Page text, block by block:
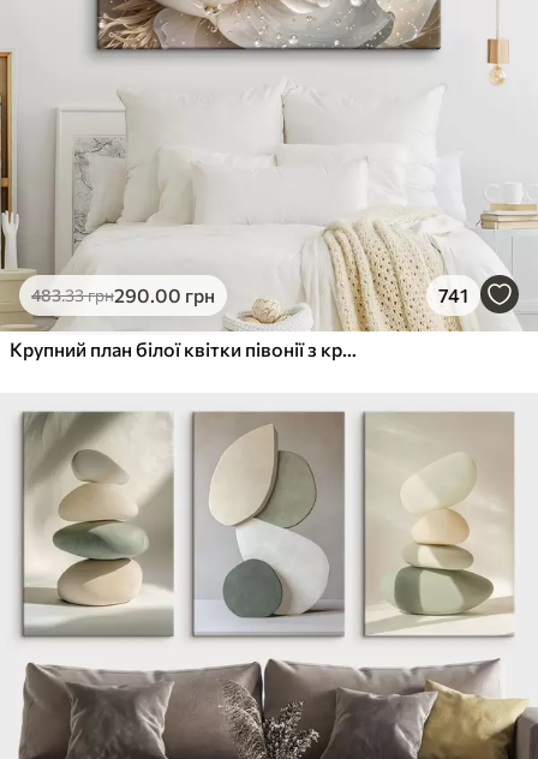
483.33грн290.00 грн 741
Крупний план білої квітки півонії з крапельками води на пелюстках на розмитому фоні